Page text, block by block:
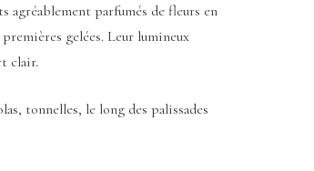
agréablement parfumés de fleurs en
gelées. Leur lumineux
clair.
tonnelles, le long des palissades